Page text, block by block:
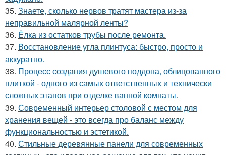
35. Знаете, сколько нервов тратят мастера из-за
неправильной малярной ленты?
36. Ёлка из остатков трубы после ремонта.
37. Восстановление угла плинтуса: быстро, просто и
аккуратно.
38. Процесс создания душевого поддона, облицованного
плиткой - одного из самых ответственных и технически
сложных этапов при отделке ванной комнаты.
39. Современный интерьер столовой с местом для
хранения вещей - это всегда про баланс между
функциональностью и эстетикой.
40. Стильные деревянные панели для современных